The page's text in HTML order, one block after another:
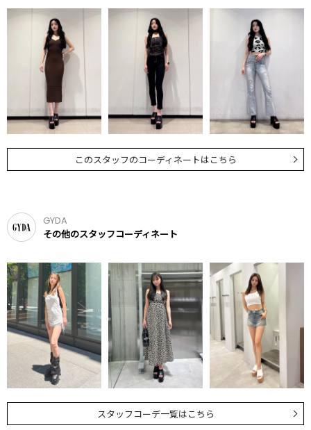
このスタッフのコーディネートはこちら
GYDA
その他のスタッフコーディネート
スタッフコーデ一覧はこちら